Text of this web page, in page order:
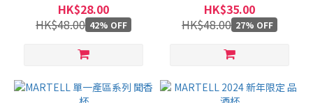
HK$28.00
HK$48.00 42% OFF
HK$35.00
HK$48.00 27% OFF